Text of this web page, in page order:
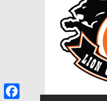
วส์
ฟรี
แลน
เซอร์